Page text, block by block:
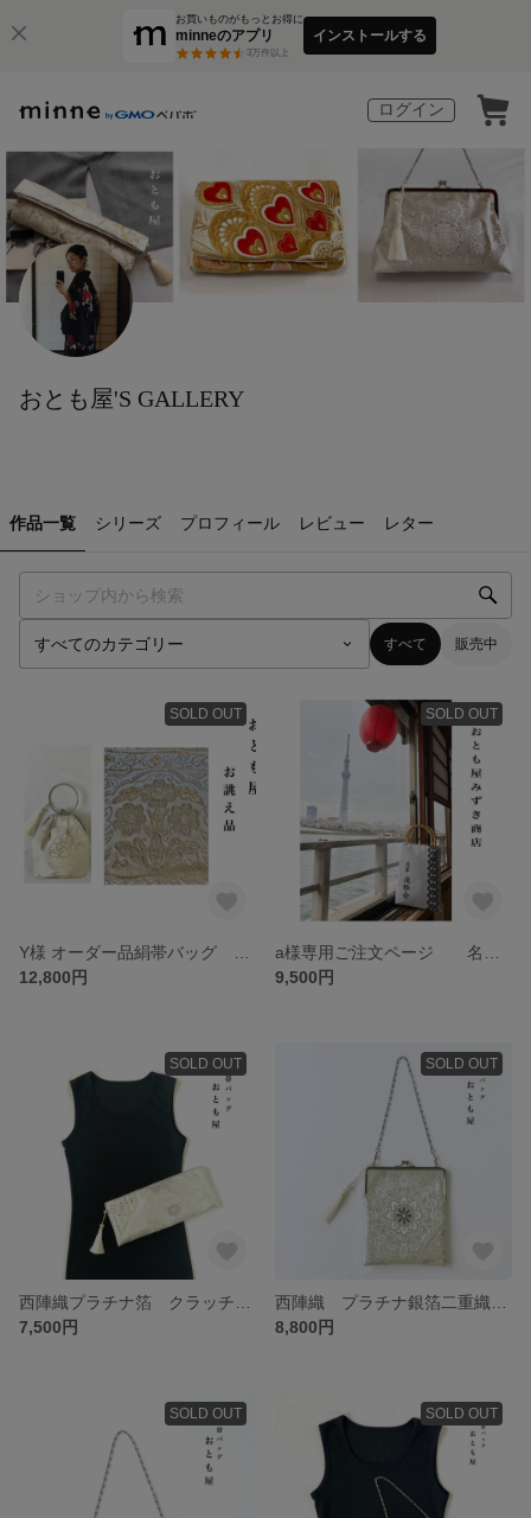
お買いものがもっとお得に
minneのアプリ
3万件以上
インストールする
ログイン
おとも屋'S GALLERY
作品一覧 シリーズ プロフィール レビュー レター
すべて 販売中
SOLD OUT
12,800円
SOLD OUT
9,500円
SOLD OUT
7,500円
SOLD OUT
8,800円
SOLD OUT SOLD OUT